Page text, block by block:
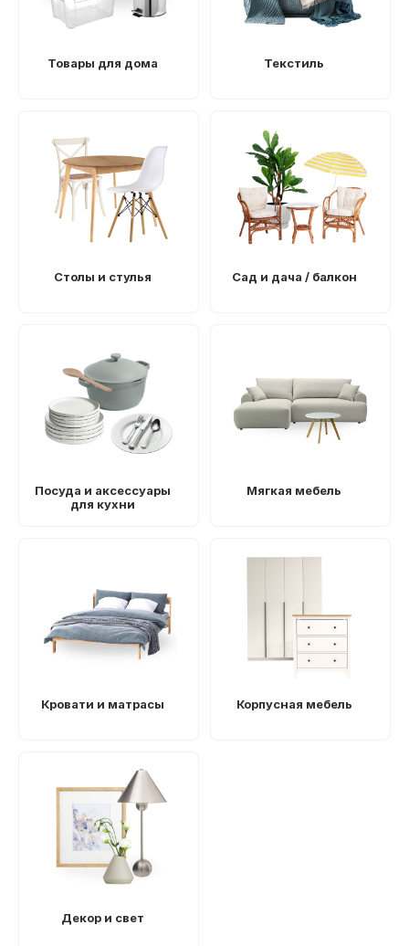
Товары для дома Текстиль
Столы и стулья Сад и дача / балкон
Посуда и аксессуары
для кухни
Мягкая мебель
Кровати и матрасы Корпусная мебель
Декор и свет